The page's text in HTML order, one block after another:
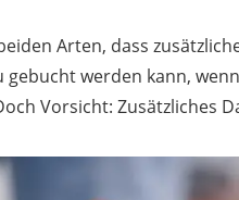
Arten, dass
gebucht werden kann,
Vorsicht: Zusätzliches